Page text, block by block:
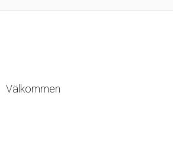
Välkommen